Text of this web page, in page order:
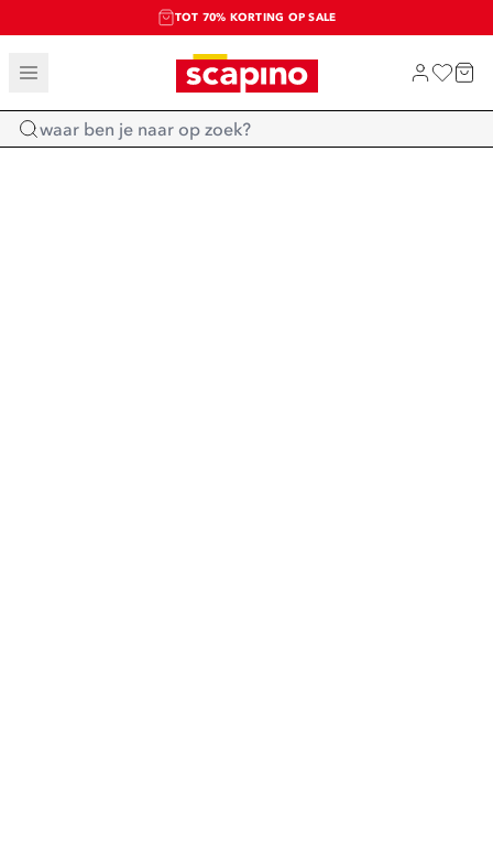
TOT 70% KORTING OP SALE
SALE: LAATSTE KANS!
SHOP NIEUW
Home